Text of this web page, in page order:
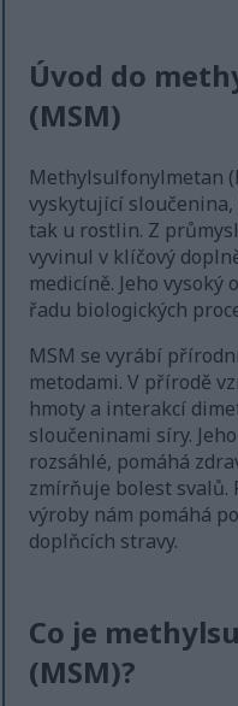
Úvod do
(MSM)
Methylsulfonylmetan
vyskytující
tak u rostlin. Z
vyvinul v klíčový
medicíně. Jeho
řadu biologických
MSM se vyrábí
metodami. V přírodě
hmoty a interakcí
sloučeninami síry.
rozsáhlé, pomáhá
zmírňuje bolest svalů.
výroby nám pomáhá
doplňcích stravy.
Co je
(MSM)?